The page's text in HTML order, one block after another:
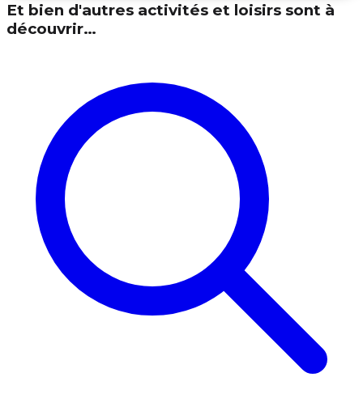
Et bien d'autres activités et loisirs sont à
découvrir…